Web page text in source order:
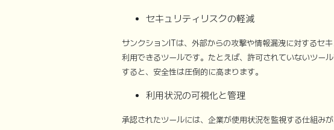
セキュリティリスクの軽減
サンクションITは、外部からの攻撃や情報漏洩に対するセ
利用できるツールです。たとえば、許可されていないツー
すると、安全性は圧倒的に高まります。
利用状況の可視化と管理
承認されたツールには、企業が使用状況を監視する仕組み